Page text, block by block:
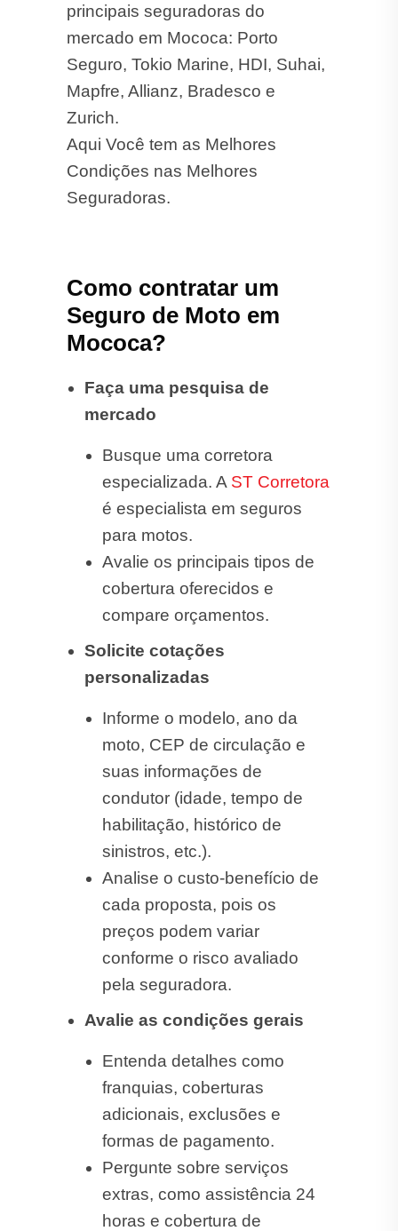
principais seguradoras do
mercado em Mococa: Porto
Seguro, Tokio Marine, HDI, Suhai,
Mapfre, Allianz, Bradesco e
Zurich.
Aqui Você tem as Melhores
Condições nas Melhores
Seguradoras.
Como contratar um
Seguro de Moto em
Mococa?
Faça uma pesquisa de
mercado
Busque uma corretora
especializada. A ST Corretora
é especialista em seguros
para motos.
Avalie os principais tipos de
cobertura oferecidos e
compare orçamentos.
Solicite cotações
personalizadas
Informe o modelo, ano da
moto, CEP de circulação e
suas informações de
condutor (idade, tempo de
habilitação, histórico de
sinistros, etc.).
Analise o custo-benefício de
cada proposta, pois os
preços podem variar
conforme o risco avaliado
pela seguradora.
Avalie as condições gerais
Entenda detalhes como
franquias, coberturas
adicionais, exclusões e
formas de pagamento.
Pergunte sobre serviços
extras, como assistência 24
horas e cobertura de